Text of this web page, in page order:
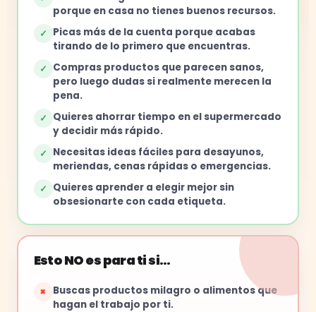
porque en casa no tienes buenos recursos.
✓ Picas más de la cuenta porque acabas
tirando de lo primero que encuentras.
✓ Compras productos que parecen sanos,
pero luego dudas si realmente merecen la
pena.
✓ Quieres ahorrar tiempo en el supermercado
y decidir más rápido.
✓ Necesitas ideas fáciles para desayunos,
meriendas, cenas rápidas o emergencias.
✓ Quieres aprender a elegir mejor sin
obsesionarte con cada etiqueta.
Esto NO es para ti si…
×
Buscas productos milagro o alimentos que
hagan el trabajo por ti.